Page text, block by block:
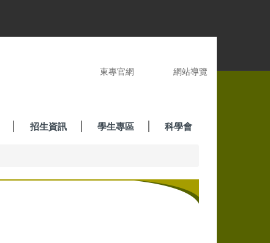
東專官網 網站導覽
招生資訊 學生專區 科學會